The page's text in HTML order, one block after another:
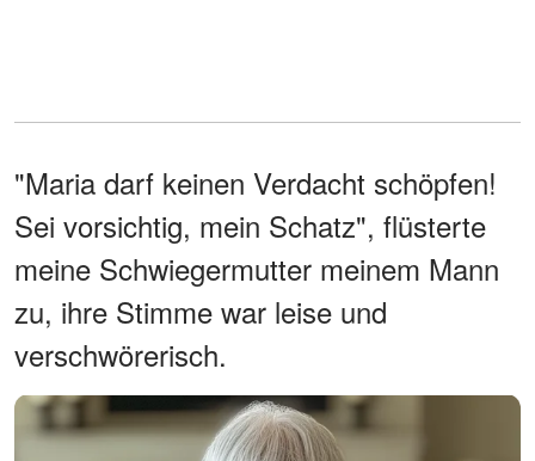
"Maria darf keinen Verdacht schöpfen!
Sei vorsichtig, mein Schatz", flüsterte
meine Schwiegermutter meinem Mann
zu, ihre Stimme war leise und
verschwörerisch.